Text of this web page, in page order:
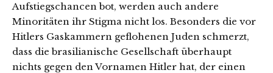
Aufstiegschancen bot, werden auch andere
Minoritäten ihr Stigma nicht los. Besonders die vor
Hitlers Gaskammern geflohenen Juden schmerzt,
dass die brasilianische Gesellschaft überhaupt
nichts gegen den Vornamen Hitler hat, der einen